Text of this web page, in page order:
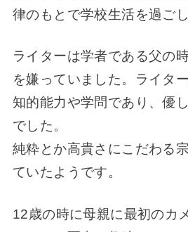
律のもとで学校生活を過ご
ライターは学者である父の
を嫌っていました。ライタ
知的能力や学問であり、優
でした。
純粋とか高貴さにこだわる
ていたようです。
12歳の時に母親に最初のカ